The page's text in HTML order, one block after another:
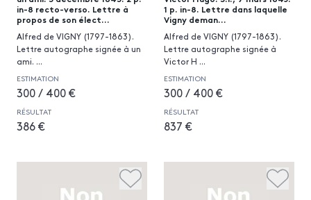
in-8 recto-verso. Lettre à
propos de son élect...
Alfred de VIGNY (1797-1863).
Lettre autographe signée à un
ami. ...
ESTIMATION
300 / 400 €
RÉSULTAT
386 €
1 p. in-8. Lettre dans laquelle
Vigny deman...
Alfred de VIGNY (1797-1863).
Lettre autographe signée à
Victor H ...
ESTIMATION
300 / 400 €
RÉSULTAT
837 €